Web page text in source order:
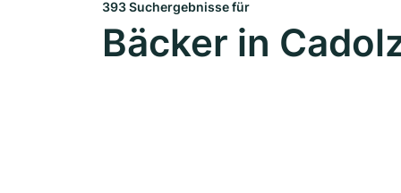
393 Suchergebnisse für
Bäcker in